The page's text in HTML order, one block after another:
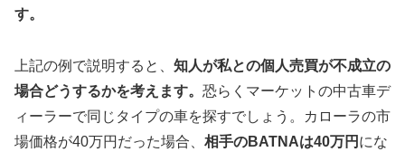
す。
上記の例で説明すると、 知人が私との個人売買が不成立の
場合どうするかを考えます。 恐らくマーケットの中古車デ
ィーラーで同じタイプの車を探すでしょう。カローラの市
場価格が40万円だった場合、 相手のBATNAは40万円 にな